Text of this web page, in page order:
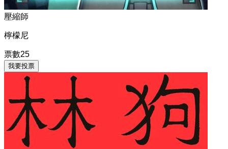
壓縮師
檸檬尼
票數25
我要投票